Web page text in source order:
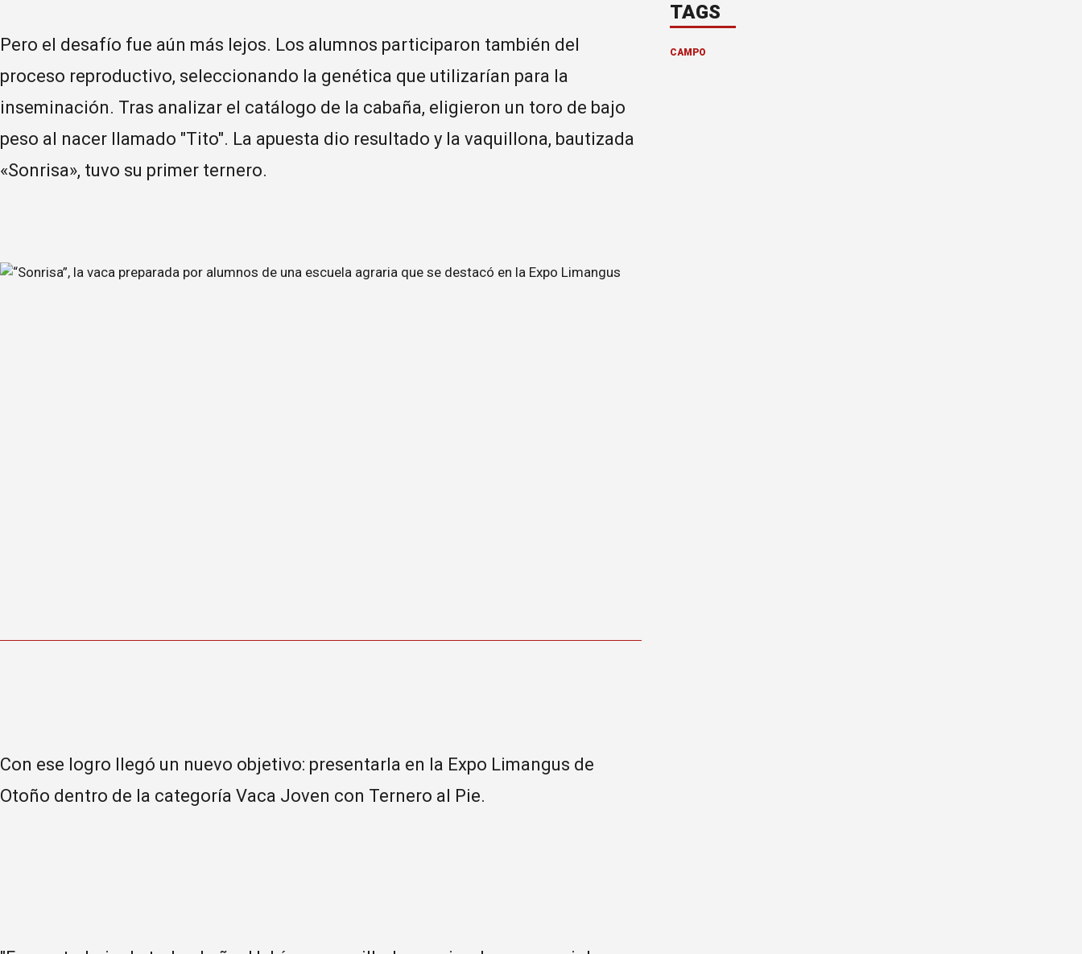
Pero el desafío fue aún más lejos. Los alumnos participaron también del
proceso reproductivo, seleccionando la genética que utilizarían para la
inseminación. Tras analizar el catálogo de la cabaña, eligieron un toro de bajo
peso al nacer llamado "Tito". La apuesta dio resultado y la vaquillona, bautizada
«Sonrisa», tuvo su primer ternero.
Con ese logro llegó un nuevo objetivo: presentarla en la Expo Limangus de
Otoño dentro de la categoría Vaca Joven con Ternero al Pie.
TAGS
CAMPO